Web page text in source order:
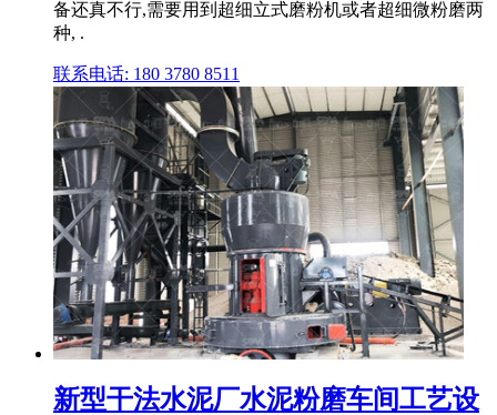
备还真不行,需要用到超细立式磨粉机或者超细微粉磨两
种, .
联系电话: 180 3780 8511
新型干法水泥厂水泥粉磨车间工艺设